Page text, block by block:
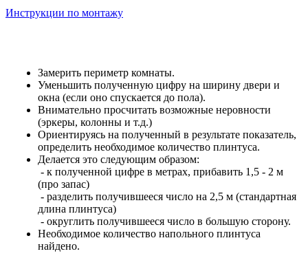
Инструкции по монтажу
Замерить периметр комнаты.
Уменьшить полученную цифру на ширину двери и
окна (если оно спускается до пола).
Внимательно просчитать возможные неровности
(эркеры, колонны и т.д.)
Ориентируясь на полученный в результате показатель,
определить необходимое количество плинтуса.
Делается это следующим образом:
- к полученной цифре в метрах, прибавить 1,5 - 2 м
(про запас)
- разделить получившееся число на 2,5 м (стандартная
длина плинтуса)
- округлить получившееся число в большую сторону.
Необходимое количество напольного плинтуса
найдено.